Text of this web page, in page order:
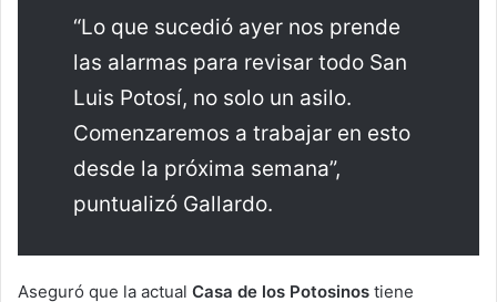
“Lo que sucedió ayer nos prende
las alarmas para revisar todo San
Luis Potosí, no solo un asilo.
Comenzaremos a trabajar en esto
desde la próxima semana”,
puntualizó Gallardo.
Aseguró que la actual Casa de los Potosinos tiene